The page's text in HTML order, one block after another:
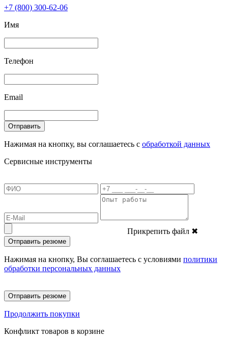
+7 (800) 300-62-06
Имя
Телефон
Email
Отправить
Нажимая на кнопку, вы соглашаетесь с обработкой данных
Сервисные инструменты
Прикрепить файл ✖
Отправить резюме
Нажимая на кнопку, Вы соглашаетесь с условиями политики
обработки персональных данных
Отправить резюме
Продолжить покупки
Конфликт товаров в корзине